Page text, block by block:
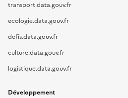
transport.data.gouv.fr
ecologie.data.gouv.fr
defis.data.gouv.fr
culture.data.gouv.fr
logistique.data.gouv.fr
Développement